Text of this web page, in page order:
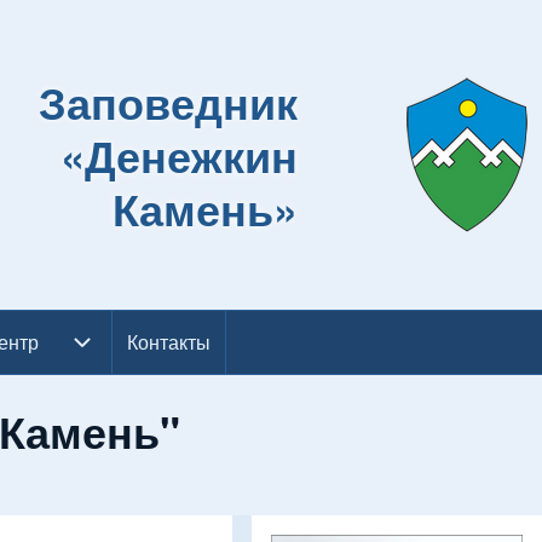
Заповедник
«Денежкин
Камень»
подменю Контакты